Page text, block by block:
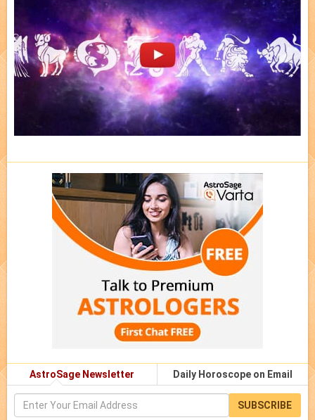
AstroSage Newsletter Daily Horoscope on Email
SUBSCRIBE